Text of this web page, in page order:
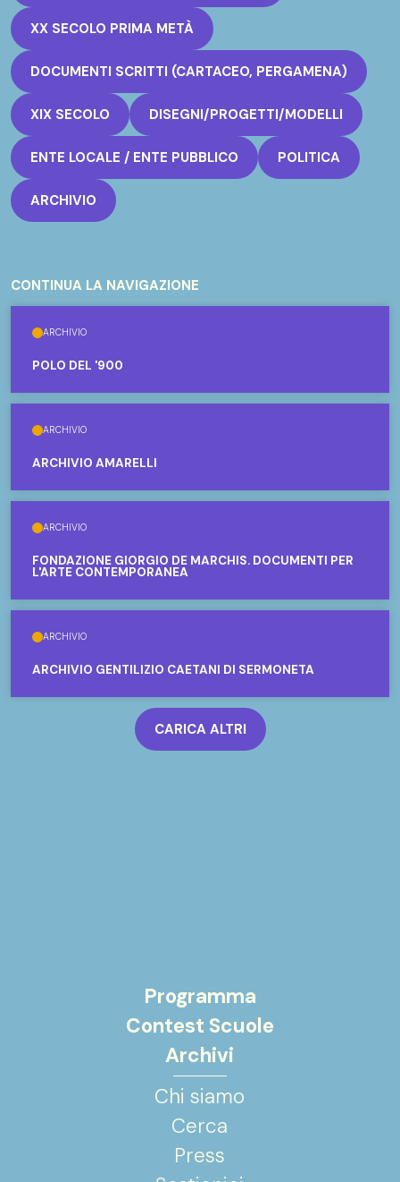
XX SECOLO PRIMA METÀ
DOCUMENTI SCRITTI (CARTACEO, PERGAMENA)
XIX SECOLO DISEGNI/PROGETTI/MODELLI
ENTE LOCALE / ENTE PUBBLICO POLITICA
ARCHIVIO
CONTINUA LA NAVIGAZIONE
ARCHIVIO
POLO DEL '900
ARCHIVIO
ARCHIVIO AMARELLI
ARCHIVIO
FONDAZIONE GIORGIO DE MARCHIS. DOCUMENTI PER
L'ARTE CONTEMPORANEA
ARCHIVIO
ARCHIVIO GENTILIZIO CAETANI DI SERMONETA
CARICA ALTRI
Programma
Contest Scuole
Archivi
Chi siamo
Cerca
Press